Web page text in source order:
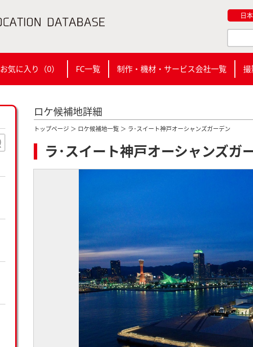
日
お気に入り（0） FC一覧 制作・機材・サービス会社一覧 撮
ロケ候補地詳細
トップページ ＞ ロケ候補地一覧 ＞ ラ･スイート神戸オーシャンズガーデン
ラ･スイート神戸オーシャンズガ